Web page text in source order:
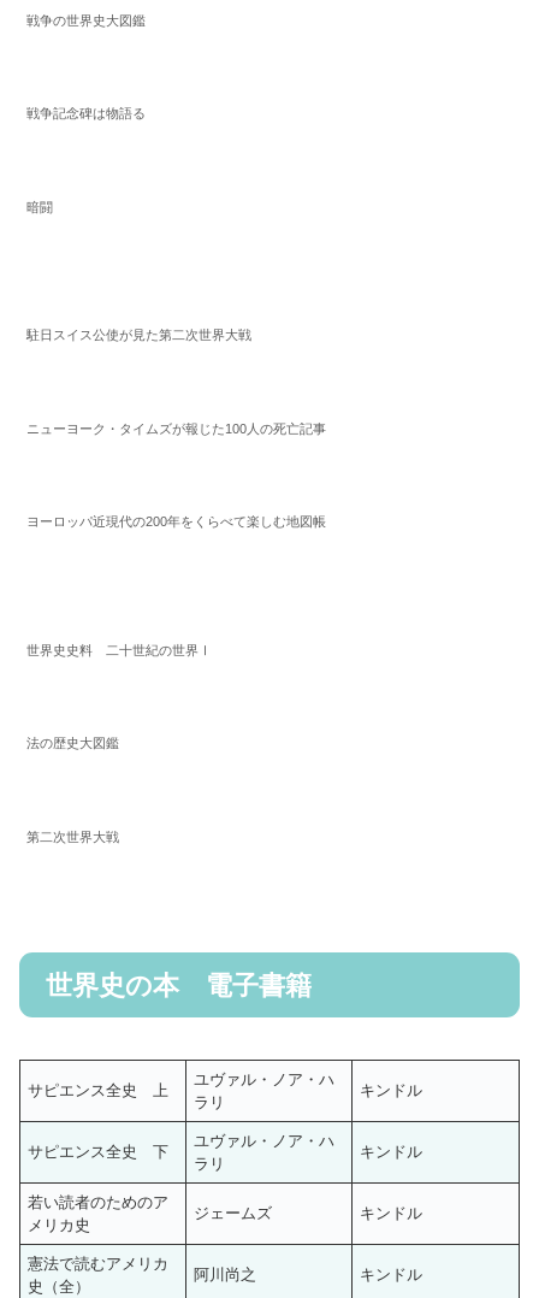
戦争の世界史大図鑑
戦争記念碑は物語る
暗闘
駐日スイス公使が見た第二次世界大戦
ニューヨーク・タイムズが報じた100人の死亡記事
ヨーロッパ近現代の200年をくらべて楽しむ地図帳
世界史史料 二十世紀の世界Ⅰ
法の歴史大図鑑
第二次世界大戦
世界史の本 電子書籍
サピエンス全史 上
ユヴァル・ノア・ハ
ラリ
キンドル
サピエンス全史 下
ユヴァル・ノア・ハ
ラリ
キンドル
若い読者のためのア
メリカ史
ジェームズ キンドル
憲法で読むアメリカ
史（全）
阿川尚之 キンドル